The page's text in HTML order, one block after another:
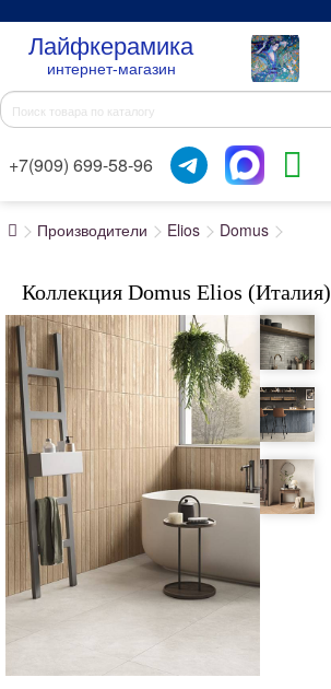
Лайфкерамика
интернет-магазин
+7(909) 699-58-96
Производители Elios Domus
Коллекция Domus Elios (Италия)